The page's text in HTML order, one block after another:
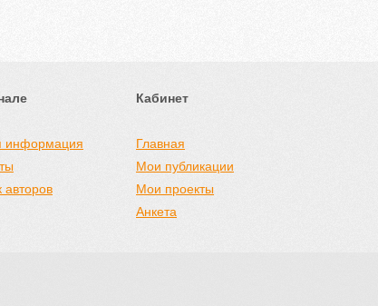
авторов
Кабинет
Главная
Мои публикации
Мои проекты
Анкета